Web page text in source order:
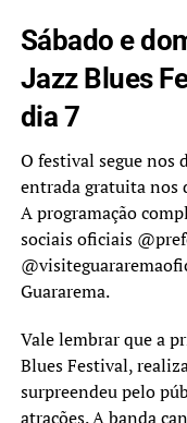
Sábado e
Jazz Blues
dia 7
O festival segue nos
entrada gratuita nos
A programação
sociais oficiais
Guararema.
Vale lembrar que a
Blues Festival,
surpreendeu pelo
atrações. A banda